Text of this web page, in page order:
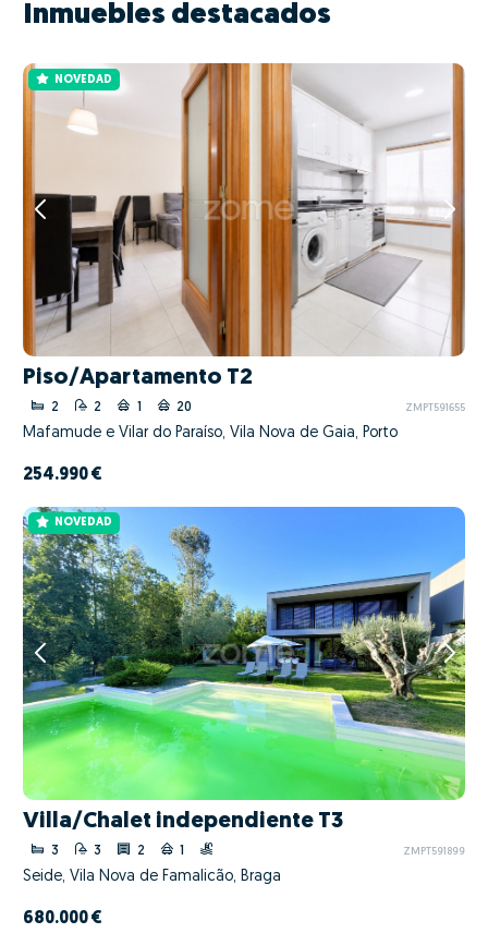
Inmuebles destacados
NOVEDAD
Piso/Apartamento T2
2 2 1 20 ZMPT591655
Mafamude e Vilar do Paraíso, Vila Nova de Gaia, Porto
254.990 €
NOVEDAD
Villa/Chalet independiente T3
3 3 2 1 ZMPT591899
Seide, Vila Nova de Famalicão, Braga
680.000 €